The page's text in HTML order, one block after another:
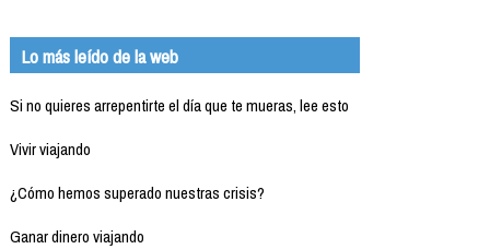
Lo más leído de la web
Si no quieres arrepentirte el día que te mueras, lee esto
Vivir viajando
¿Cómo hemos superado nuestras crisis?
Ganar dinero viajando